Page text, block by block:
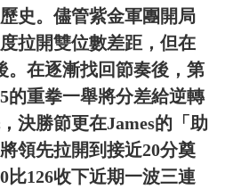
史。儘管紫金軍團開局
拉開雙位數差距，但在
。在逐漸找回節奏後，第
的重拳一舉將分差給逆轉
決勝節更在James的「助
領先拉開到接近20分奠
比126收下近期一波三連